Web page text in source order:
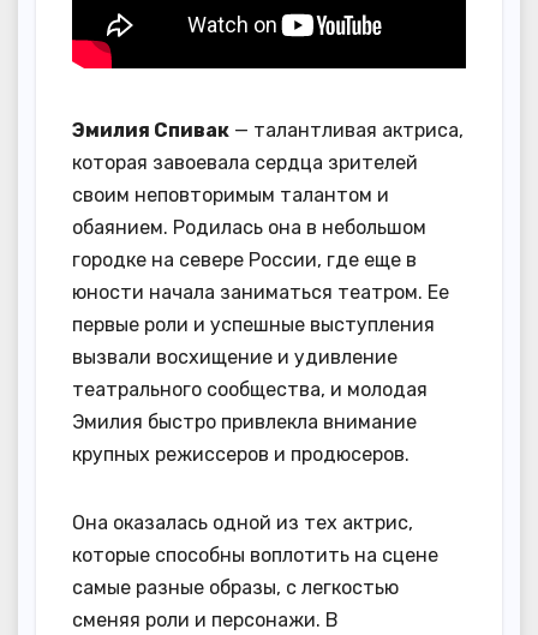
Эмилия Спивак — талантливая актриса,
которая завоевала сердца зрителей
своим неповторимым талантом и
обаянием. Родилась она в небольшом
городке на севере России, где еще в
юности начала заниматься театром. Ее
первые роли и успешные выступления
вызвали восхищение и удивление
театрального сообщества, и молодая
Эмилия быстро привлекла внимание
крупных режиссеров и продюсеров.
Она оказалась одной из тех актрис,
которые способны воплотить на сцене
самые разные образы, с легкостью
сменяя роли и персонажи. В